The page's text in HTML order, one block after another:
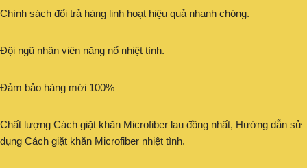
Chính sách đổi trả hàng linh hoạt hiệu quả nhanh chóng.
Đội ngũ nhân viên năng nổ nhiệt tình.
Đảm bảo hàng mới 100%
Chất lượng Cách giặt khăn Microfiber lau đồng nhất, Hướng dẫn sử
dụng Cách giặt khăn Microfiber nhiệt tình.